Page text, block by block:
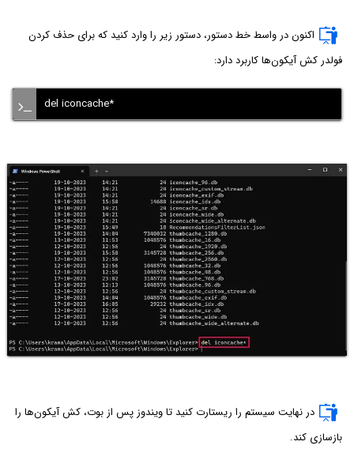
اکنون در واسط خط دستور، دستور زیر را وارد کنید که برای حذف کردن
فولدر کش آیکون‌ها کاربرد دارد:
del iconcache*
در نهایت سیستم را ریستارت کنید تا ویندوز پس از بوت، کش آیکون‌ها را
بازسازی کند.